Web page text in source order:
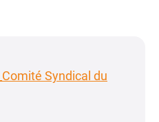
Syndical du